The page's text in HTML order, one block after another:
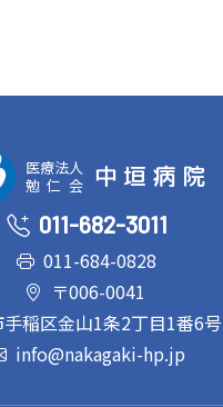
医療法人
勉仁会 中垣病院
011-682-3011
011-684-0828
〒006-0041
稲区金山1条2丁目1番6号
info@nakagaki-hp.jp